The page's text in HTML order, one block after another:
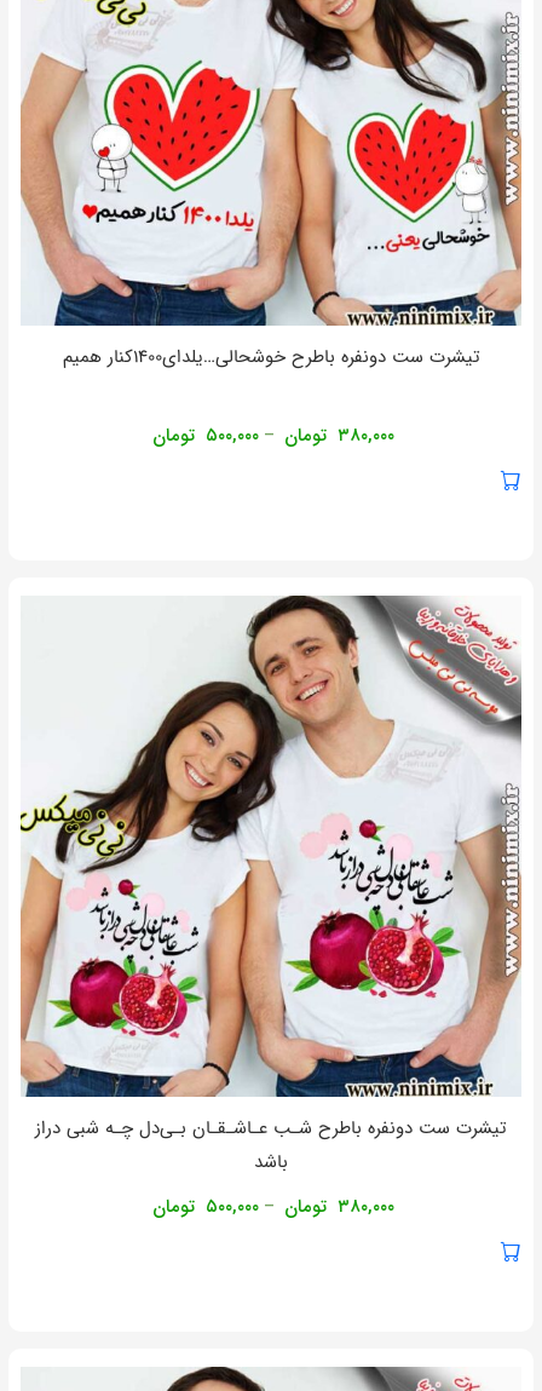
تیشرت ست دونفره باطرح خوشحالی…یلدای۱۴۰۰کنار همیم
۳۸۰,۰۰۰ تومان – ۵۰۰,۰۰۰ تومان
تیشرت ست دونفره باطرح شـب عـاشـقـان بـی‌دل چـه شبی دراز
باشد
۳۸۰,۰۰۰ تومان – ۵۰۰,۰۰۰ تومان